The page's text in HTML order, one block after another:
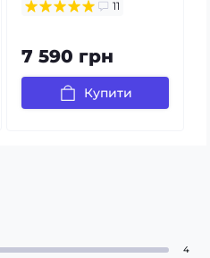
11
7 590 грн
Купити
4